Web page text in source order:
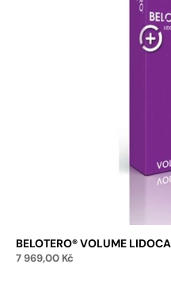
BELOTERO® VOLUME
7 969,00 Kč